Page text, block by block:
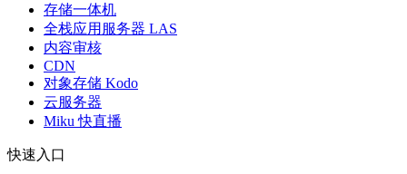
存储一体机
全栈应用服务器 LAS
内容审核
CDN
对象存储 Kodo
云服务器
Miku 快直播
快速入口